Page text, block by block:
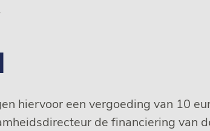
hiervoor een vergoeding van 10
de financiering